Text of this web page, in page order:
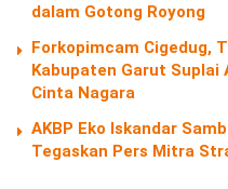
dalam Gotong Royong
Forkopimcam Cigedug,
Kabupaten Garut Suplai
Cinta Nagara
AKBP Eko Iskandar
Tegaskan Pers Mitra